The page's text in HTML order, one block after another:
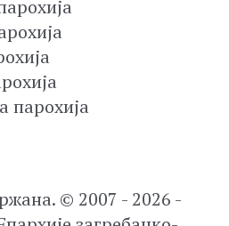
парохија
© 2007 - 2026 -